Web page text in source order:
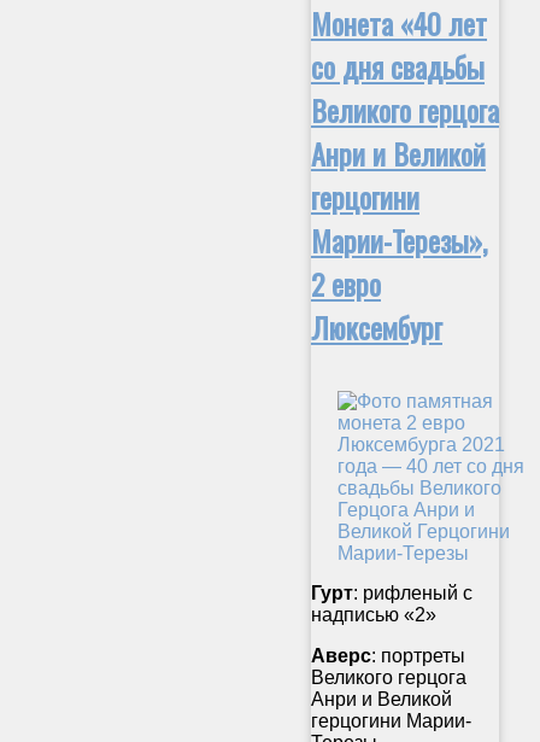
Монета «40 лет
со дня свадьбы
Великого герцога
Анри и Великой
герцогини
Марии-Терезы»,
2 евро
Люксембург
Гурт: рифленый с
надписью «2»
Аверс: портреты
Великого герцога
Анри и Великой
герцогини Марии-